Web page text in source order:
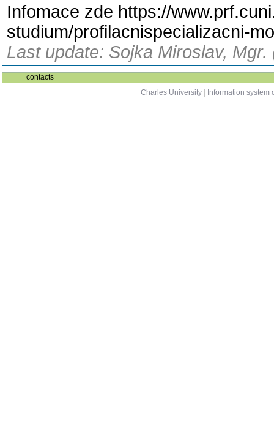
Infomace zde https://
studium/profilacnispecializacni-
Last update: Sojka Miroslav, Mgr.
contacts
Charles University
Information